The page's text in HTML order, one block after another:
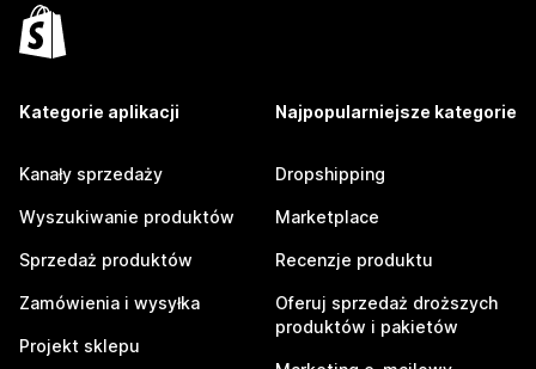
Kategorie aplikacji
Kanały sprzedaży
Wyszukiwanie produktów
Sprzedaż produktów
Zamówienia i wysyłka
Projekt sklepu
Najpopularniejsze kategorie
Dropshipping
Marketplace
Recenzje produktu
Oferuj sprzedaż droższych
produktów i pakietów